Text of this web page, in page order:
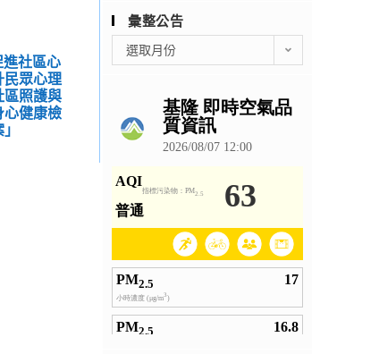
社區心
眾心理
照護與
健康檢
彙整公告
整
選取月份